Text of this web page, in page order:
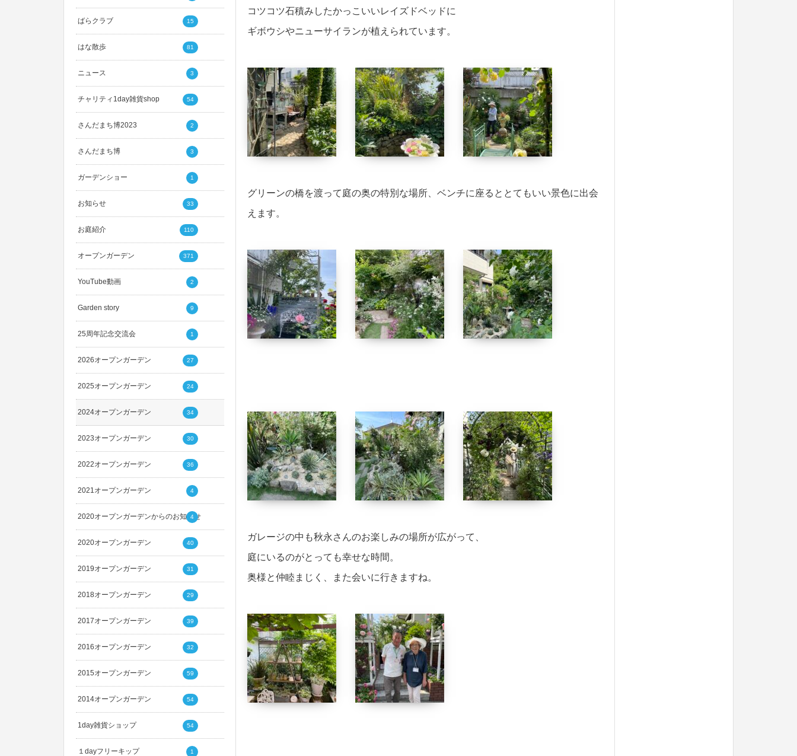
コツコツ石積みしたかっこいいレイズドベッドに
ギボウシやニューサイランが植えられています。
グリーンの橋を渡って庭の奥の特別な場所、ベンチに座るととてもいい景色に出会
えます。
ガレージの中も秋永さんのお楽しみの場所が広がって、
庭にいるのがとっても幸せな時間。
奥様と仲睦まじく、また会いに行きますね。
ばらクラブ 15
はな散歩 81
ニュース 3
チャリティ1day雑貨shop 54
さんだまち博2023 2
さんだまち博 3
ガーデンショー 1
お知らせ 33
お庭紹介 110
オープンガーデン 371
YouTube動画 2
Garden story 9
25周年記念交流会 1
2026オープンガーデン 27
2025オープンガーデン 24
2024オープンガーデン 34
2023オープンガーデン 30
2022オープンガーデン 36
2021オープンガーデン 4
2020オープンガーデンからのお知らせ
4
2020オープンガーデン 40
2019オープンガーデン 31
2018オープンガーデン 29
2017オープンガーデン 39
2016オープンガーデン 32
2015オープンガーデン 59
2014オープンガーデン 54
1day雑貨ショップ 54
１dayフリーキップ 1